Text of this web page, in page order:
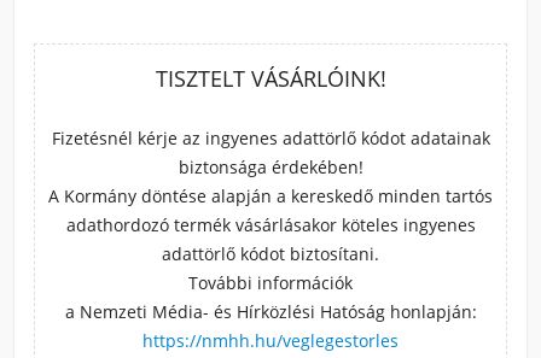
TISZTELT VÁSÁRLÓINK!
Fizetésnél kérje az ingyenes adattörlő kódot adatainak
biztonsága érdekében!
A Kormány döntése alapján a kereskedő minden tartós
adathordozó termék vásárlásakor köteles ingyenes
adattörlő kódot biztosítani.
További információk
a Nemzeti Média- és Hírközlési Hatóság honlapján:
https://nmhh.hu/veglegestorles